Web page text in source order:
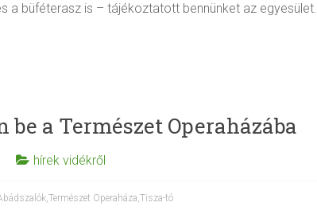
a büféterasz is – tájékoztatott bennünket az egyesület.
a Természet Operaházába
hírek vidékről
,Természet Operaháza,Tisza-tó